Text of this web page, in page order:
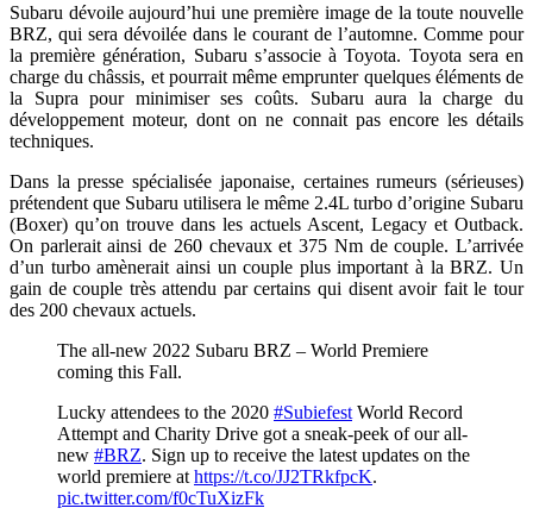
Subaru dévoile aujourd’hui une première image de la toute nouvelle
BRZ, qui sera dévoilée dans le courant de l’automne. Comme pour
la première génération, Subaru s’associe à Toyota. Toyota sera en
charge du châssis, et pourrait même emprunter quelques éléments de
la Supra pour minimiser ses coûts. Subaru aura la charge du
développement moteur, dont on ne connait pas encore les détails
techniques.
Dans la presse spécialisée japonaise, certaines rumeurs (sérieuses)
prétendent que Subaru utilisera le même 2.4L turbo d’origine Subaru
(Boxer) qu’on trouve dans les actuels Ascent, Legacy et Outback.
On parlerait ainsi de 260 chevaux et 375 Nm de couple. L’arrivée
d’un turbo amènerait ainsi un couple plus important à la BRZ. Un
gain de couple très attendu par certains qui disent avoir fait le tour
des 200 chevaux actuels.
The all-new 2022 Subaru BRZ – World Premiere
coming this Fall.
Lucky attendees to the 2020 #Subiefest World Record
Attempt and Charity Drive got a sneak-peek of our all-
new #BRZ. Sign up to receive the latest updates on the
world premiere at https://t.co/JJ2TRkfpcK.
pic.twitter.com/f0cTuXizFk